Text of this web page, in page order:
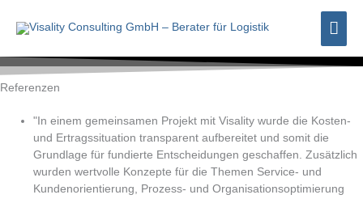
Inhalt
Referenzen
"In einem gemeinsamen Projekt mit Visality wurde die Kosten-
und Ertragssituation transparent aufbereitet und somit die
Grundlage für fundierte Entscheidungen geschaffen. Zusätzlich
wurden wertvolle Konzepte für die Themen Service- und
Kundenorientierung, Prozess- und Organisationsoptimierung